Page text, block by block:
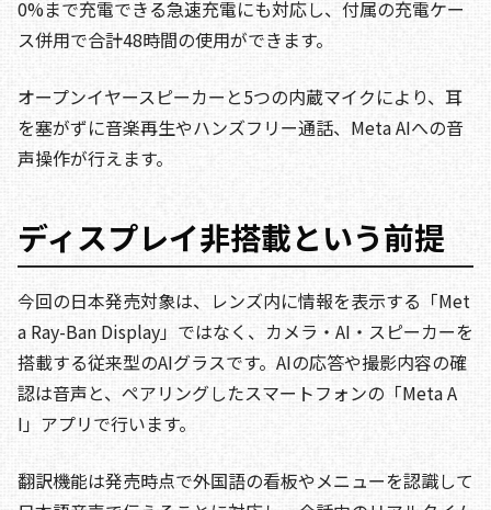
0%まで充電できる急速充電にも対応し、付属の充電ケー
ス併用で合計48時間の使用ができます。
オープンイヤースピーカーと5つの内蔵マイクにより、耳
を塞がずに音楽再生やハンズフリー通話、Meta AIへの音
声操作が行えます。
ディスプレイ非搭載という前提
今回の日本発売対象は、レンズ内に情報を表示する「Met
a Ray-Ban Display」ではなく、カメラ・AI・スピーカーを
搭載する従来型のAIグラスです。AIの応答や撮影内容の確
認は音声と、ペアリングしたスマートフォンの「Meta A
I」アプリで行います。
翻訳機能は発売時点で外国語の看板やメニューを認識して